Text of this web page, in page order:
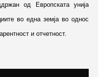
од Европската унија
во една земја во однос
и отчетност.